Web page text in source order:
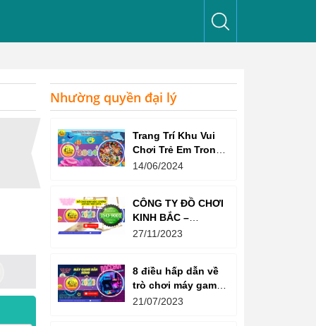
Nhường quyền đại lý
Trang Trí Khu Vui
Chơi Trẻ Em Trong
Nhà Như Thế Nào
14/06/2024
CÔNG TY ĐỒ CHƠI
KINH BẮC –
CHỨNG CHỈ ISO
27/11/2023
8 điều hấp dẫn về
trò chơi máy game
bắn súng
21/07/2023